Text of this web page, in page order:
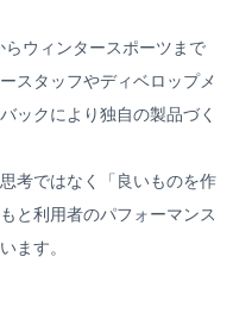
ウィンタースポーツまで
スタッフやディベロップメ
ックにより独自の製品づく
考ではなく「良いものを作
と利用者のパフォーマンス
ます。